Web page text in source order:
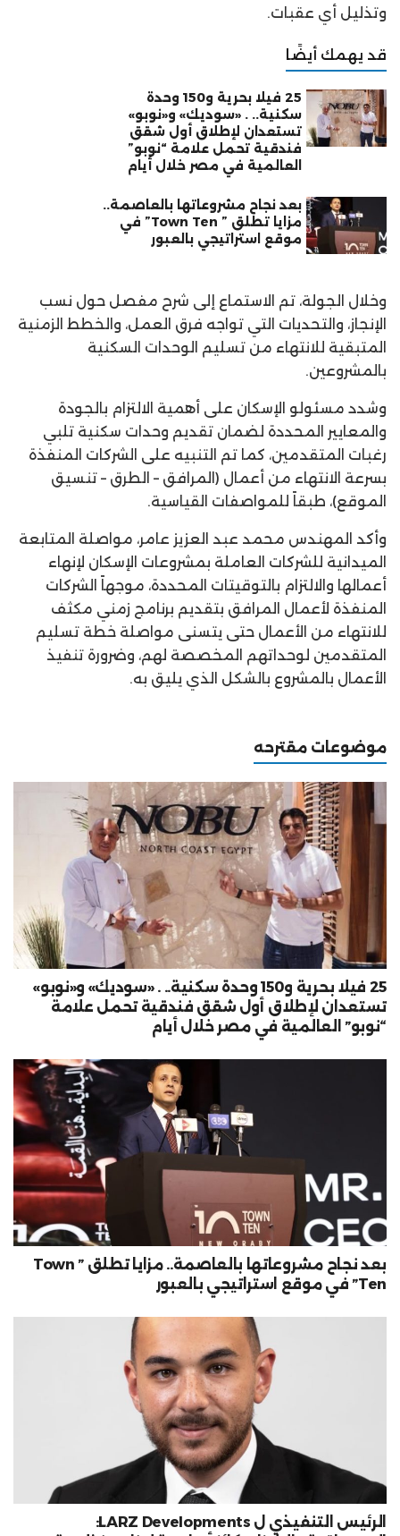
وتذليل أي عقبات.
قد يهمك أيضًا
25 فيلا بحرية و150 وحدة
سكنية.. . «سوديك» و«نوبو»
تستعدان لإطلاق أول شقق
فندقية تحمل علامة “نوبو”
العالمية في مصر خلال أيام
بعد نجاح مشروعاتها بالعاصمة..
مزايا تطلق ” Town Ten” في
موقع استراتيجي بالعبور
وخلال الجولة، تم الاستماع إلى شرح مفصل حول نسب
الإنجاز، والتحديات التي تواجه فرق العمل، والخطط الزمنية
المتبقية للانتهاء من تسليم الوحدات السكنية
بالمشروعين.
وشدد مسئولو الإسكان على أهمية الالتزام بالجودة
والمعايير المحددة لضمان تقديم وحدات سكنية تلبي
رغبات المتقدمين، كما تم التنبيه على الشركات المنفذة
بسرعة الانتهاء من أعمال (المرافق – الطرق – تنسيق
الموقع)، طبقاً للمواصفات القياسية.
وأكد المهندس محمد عبد العزيز عامر، مواصلة المتابعة
الميدانية للشركات العاملة بمشروعات الإسكان لإنهاء
أعمالها والالتزام بالتوقيتات المحددة، موجهاً الشركات
المنفذة لأعمال المرافق بتقديم برنامج زمني مكثف
للانتهاء من الأعمال حتى يتسنى مواصلة خطة تسليم
المتقدمين لوحداتهم المخصصة لهم، وضرورة تنفيذ
الأعمال بالمشروع بالشكل الذي يليق به.
موضوعات مقترحه
25 فيلا بحرية و150 وحدة سكنية.. . «سوديك» و«نوبو»
تستعدان لإطلاق أول شقق فندقية تحمل علامة
“نوبو” العالمية في مصر خلال أيام
بعد نجاح مشروعاتها بالعاصمة.. مزايا تطلق ” Town
Ten” في موقع استراتيجي بالعبور
الرئيس التنفيذي ل LARZ Developments: